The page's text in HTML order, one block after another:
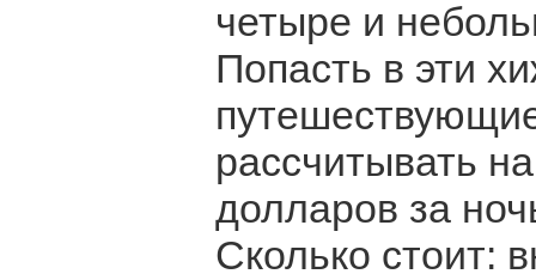
четыре и
Попасть в эти
рассчитывать
долларов за
Сколько стоит: